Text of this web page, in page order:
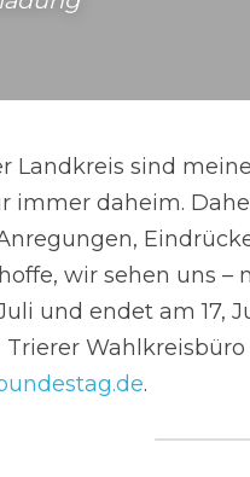
Landkreis sind
immer daheim.
wir sehen uns
und endet am 17,
.